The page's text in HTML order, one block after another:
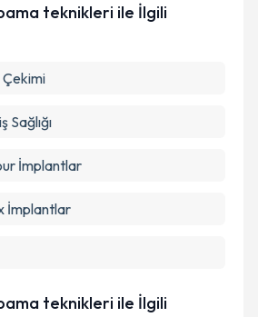
teknikleri ile İlgili
Sağlığı
İmplantlar
İmplantlar
teknikleri ile İlgili